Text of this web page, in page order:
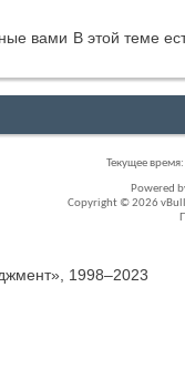
В этой теме
Текущее время:
Powered
Copyright © 2026
1998–2023